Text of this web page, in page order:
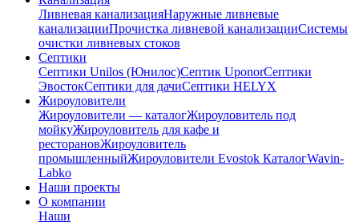
Ливневая канализацияНаружные ливневые
канализацииПрочистка ливневой канализацииСистемы
очистки ливневых стоков
Септики
Септики Unilos (Юнилос)Септик UponorСептики
ЭвостокСептики для дачиСептики HELYX
Жироуловители
Жироуловители — каталогЖироуловитель под
мойкуЖироуловитель для кафе и
ресторановЖироуловитель
промышленныйЖироуловители Evostok КаталогWavin-
Labko
Наши проекты
О компании
Наши